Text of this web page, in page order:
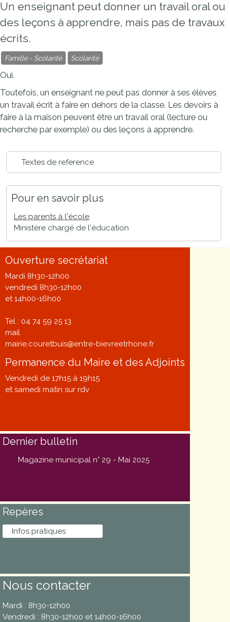
Un enseignant peut donner un travail oral ou
des leçons à apprendre, mais pas de travaux
écrits.
Famille - Scolarité Scolarité
Oui.
Toutefois, un enseignant ne peut pas donner à ses élèves
un travail écrit à faire en dehors de la classe. Les devoirs à
faire à la maison peuvent être un travail oral (lecture ou
recherche par exemple) ou des leçons à apprendre.
Textes de reference
Pour en savoir plus
Les parents à l'école
Ministère chargé de l'éducation
Ouverture secrétariat
Mardi 8h30-12h00
vendredi 8h30-12h00
et 14h00-16h00
Tel : 04 74 59 25 13
mail
mairie.couretbuis@entre-bievreetrhone.fr
Permanence du Maire et des Adjoints
Vendredi de 17h15 à 19h15
et samedi matin sur rdv
Dernier bulletin
Magazine municipal n° 29 - Mai 2025
Repères
Infos pratiques
Nous contacter
Mardi : 8h30-12h00
Vendredi : 8h30-12h00 et 14h00-16h00